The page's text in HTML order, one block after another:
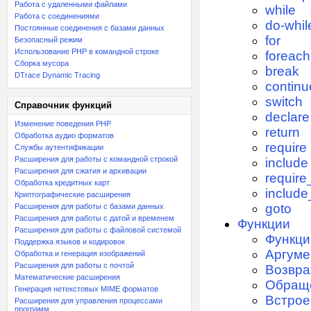
Работа с удаленными файлами
Работа с соединениями
Постоянные соединения с базами данных
Безопасный режим
Использование PHP в командной строке
Сборка мусора
DTrace Dynamic Tracing
Справочник функций
Изменение поведения PHP
Обработка аудио форматов
Службы аутентификации
Расширения для работы с командной строкой
Расширения для сжатия и архивации
Обработка кредитных карт
Криптографические расширения
Расширения для работы с базами данных
Расширения для работы с датой и временем
Расширения для работы с файловой системой
Поддержка языков и кодировок
Обработка и генерация изображений
Расширения для работы с почтой
Математические расширения
Генерация нетекстовых MIME форматов
Расширения для управления процессами
программ
while
do-
for
foreach
break
switch
declare
return
require
include
goto
Функции